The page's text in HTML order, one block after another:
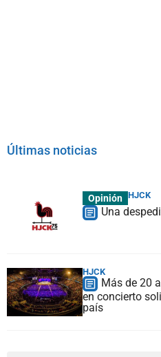
Últimas noticias
Opinión HJCK
Una
HJCK
Más de 20
en concierto
país